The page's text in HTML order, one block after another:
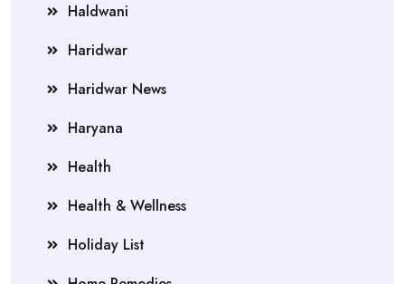
Haldwani
Haridwar
Haridwar News
Haryana
Health
Health & Wellness
Holiday List